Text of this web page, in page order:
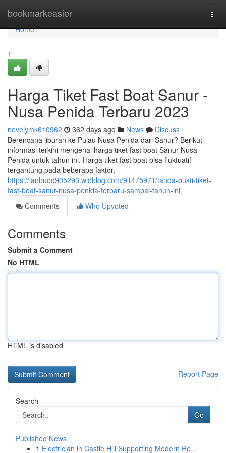
bookmarkeasier
Home
Home
1
Harga Tiket Fast Boat Sanur -
Nusa Penida Terbaru 2023
neveiymk610962 362 days ago News
Discuss
Berencana liburan ke Pulau Nusa Penida dari Sanur? Berikut
informasi terkini mengenai harga tiket fast boat Sanur-Nusa
Penida untuk tahun ini. Harga tiket fast boat bisa fluktuatif
tergantung pada beberapa faktor,
https://ianbuoq905293.widblog.com/91475971/tanda-bukti-tiket-
fast-boat-sanur-nusa-penida-terbaru-sampai-tahun-ini
Comments
Who Upvoted
Comments
Submit a Comment
No HTML
HTML is disabled
Report Page
Search
Go
Published News
1 Electrician in Castle Hill Supporting Modern Re...